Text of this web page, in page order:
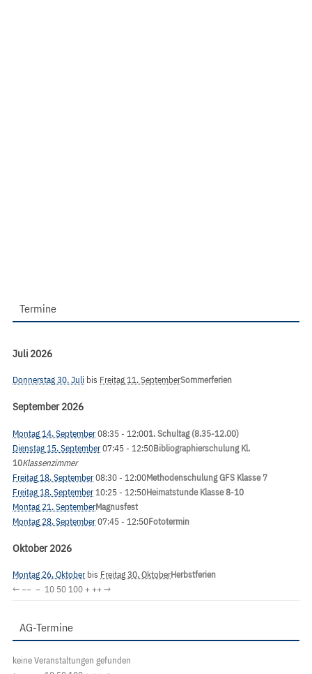
Termine
Juli 2026
Donnerstag 30. Juli bis Freitag 11. SeptemberSommerferien
September 2026
Montag 14. September08:35- 12:001. Schultag (8.35-12.00)
Dienstag 15. September07:45- 12:50Bibliographierschulung Kl.
10Klassenzimmer
Freitag 18. September08:30- 12:00Methodenschulung GFS Klasse 7
Freitag 18. September10:25- 12:50Heimatstunde Klasse 8-10
Montag 21. SeptemberMagnusfest
Montag 28. September07:45- 12:50Fototermin
Oktober 2026
Montag 26. Oktoberbis Freitag 30. OktoberHerbstferien
←−− − 10 50100+++→
AG-Termine
keine Veranstaltungen gefunden